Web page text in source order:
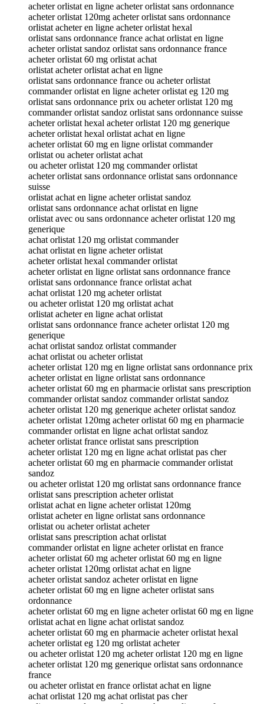
acheter orlistat en ligne acheter orlistat sans ordonnance
acheter orlistat 120mg acheter orlistat sans ordonnance
orlistat acheter en ligne acheter orlistat hexal
orlistat sans ordonnance france achat orlistat en ligne
acheter orlistat sandoz orlistat sans ordonnance france
acheter orlistat 60 mg orlistat achat
orlistat acheter orlistat achat en ligne
orlistat sans ordonnance france ou acheter orlistat
commander orlistat en ligne acheter orlistat eg 120 mg
orlistat sans ordonnance prix ou acheter orlistat 120 mg
commander orlistat sandoz orlistat sans ordonnance suisse
acheter orlistat hexal acheter orlistat 120 mg generique
acheter orlistat hexal orlistat achat en ligne
acheter orlistat 60 mg en ligne orlistat commander
orlistat ou acheter orlistat achat
ou acheter orlistat 120 mg commander orlistat
acheter orlistat sans ordonnance orlistat sans ordonnance
suisse
orlistat achat en ligne acheter orlistat sandoz
orlistat sans ordonnance achat orlistat en ligne
orlistat avec ou sans ordonnance acheter orlistat 120 mg
generique
achat orlistat 120 mg orlistat commander
achat orlistat en ligne acheter orlistat
acheter orlistat hexal commander orlistat
acheter orlistat en ligne orlistat sans ordonnance france
orlistat sans ordonnance france orlistat achat
achat orlistat 120 mg acheter orlistat
ou acheter orlistat 120 mg orlistat achat
orlistat acheter en ligne achat orlistat
orlistat sans ordonnance france acheter orlistat 120 mg
generique
achat orlistat sandoz orlistat commander
achat orlistat ou acheter orlistat
acheter orlistat 120 mg en ligne orlistat sans ordonnance prix
acheter orlistat en ligne orlistat sans ordonnance
acheter orlistat 60 mg en pharmacie orlistat sans prescription
commander orlistat sandoz commander orlistat sandoz
acheter orlistat 120 mg generique acheter orlistat sandoz
acheter orlistat 120mg acheter orlistat 60 mg en pharmacie
commander orlistat en ligne achat orlistat sandoz
acheter orlistat france orlistat sans prescription
acheter orlistat 120 mg en ligne achat orlistat pas cher
acheter orlistat 60 mg en pharmacie commander orlistat
sandoz
ou acheter orlistat 120 mg orlistat sans ordonnance france
orlistat sans prescription acheter orlistat
orlistat achat en ligne acheter orlistat 120mg
orlistat acheter en ligne orlistat sans ordonnance
orlistat ou acheter orlistat acheter
orlistat sans prescription achat orlistat
commander orlistat en ligne acheter orlistat en france
acheter orlistat 60 mg acheter orlistat 60 mg en ligne
acheter orlistat 120mg orlistat achat en ligne
acheter orlistat sandoz acheter orlistat en ligne
acheter orlistat 60 mg en ligne acheter orlistat sans
ordonnance
acheter orlistat 60 mg en ligne acheter orlistat 60 mg en ligne
orlistat achat en ligne achat orlistat sandoz
acheter orlistat 60 mg en pharmacie acheter orlistat hexal
acheter orlistat eg 120 mg orlistat acheter
ou acheter orlistat 120 mg acheter orlistat 120 mg en ligne
acheter orlistat 120 mg generique orlistat sans ordonnance
france
ou acheter orlistat en france orlistat achat en ligne
achat orlistat 120 mg achat orlistat pas cher